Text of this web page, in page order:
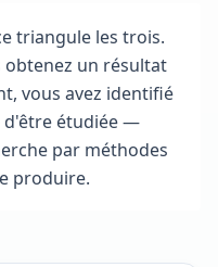
triangule les trois.
obtenez un résultat
vous avez identifié
d'être étudiée —
par méthodes
produire.